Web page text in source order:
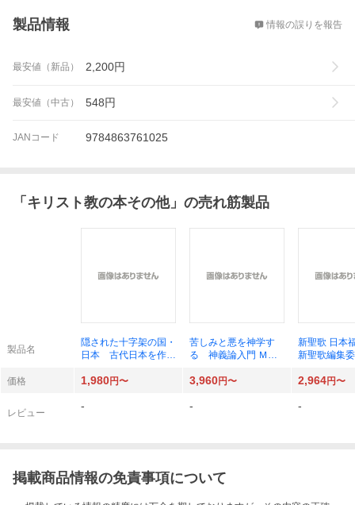
製品情報 情報の誤りを報告
最安値（新品） 2,200円
最安値（中古） 548円
JANコード 9784863761025
「 キリスト教の本その他」の売れ筋製品
製品名
隠された十字架の国・
日本 古代日本を作っ
ト教 新装版 ケン・
ケン・ジョセフＪｒ．
苦しみと悪を神学す
る 神義論入門 Ｍ．
著 加納和寛／訳
新聖歌 日本
新聖歌編集
価格
1,980円〜 3,960円〜 2,964円〜
レビュー
- - -
掲載商品情報の免責事項について